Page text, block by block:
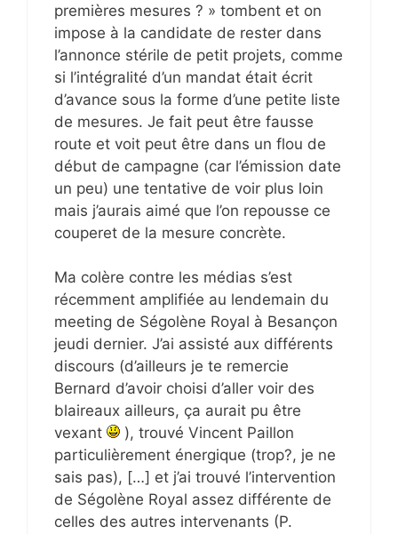
premières mesures ? » tombent et on
impose à la candidate de rester dans
l’annonce stérile de petit projets, comme
si l’intégralité d’un mandat était écrit
d’avance sous la forme d’une petite liste
de mesures. Je fait peut être fausse
route et voit peut être dans un flou de
début de campagne (car l’émission date
un peu) une tentative de voir plus loin
mais j’aurais aimé que l’on repousse ce
couperet de la mesure concrète.
Ma colère contre les médias s’est
récemment amplifiée au lendemain du
meeting de Ségolène Royal à Besançon
jeudi dernier. J’ai assisté aux différents
discours (d’ailleurs je te remercie
Bernard d’avoir choisi d’aller voir des
blaireaux ailleurs, ça aurait pu être
vexant
), trouvé Vincent Paillon
particulièrement énergique (trop?, je ne
sais pas), […] et j’ai trouvé l’intervention
de Ségolène Royal assez différente de
celles des autres intervenants (P.